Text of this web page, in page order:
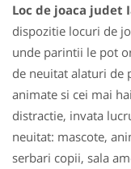
Loc de joaca judet
dispozitie locuri de
unde parintii le pot
de neuitat alaturi de
animate si cei mai
distractie, invata
neuitat: mascote,
serbari copii, sala